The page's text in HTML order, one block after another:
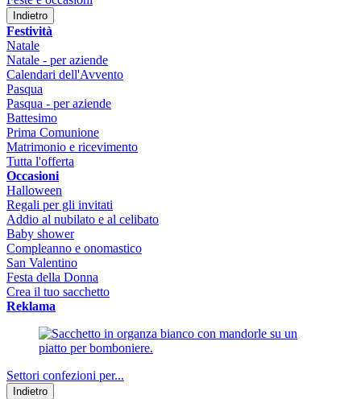
Indietro
Festività
Natale
Natale - per aziende
Calendari dell'Avvento
Pasqua
Pasqua - per aziende
Battesimo
Prima Comunione
Matrimonio e ricevimento
Tutta l'offerta
Occasioni
Halloween
Regali per gli invitati
Addio al nubilato e al celibato
Baby shower
Compleanno e onomastico
San Valentino
Festa della Donna
Crea il tuo sacchetto
Reklama
Settori confezioni per...
Indietro